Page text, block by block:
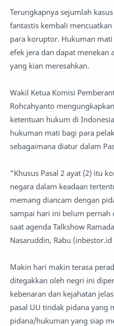
Terungkapnya sejumlah
fantastis kembali
para koruptor. Hukuman
efek jera dan dapat menekan
yang kian meresahkan.
Wakil Ketua Komisi
Rohcahyanto
ketentuan hukum di
hukuman mati bagi para
sebagaimana diatur dalam
"Khusus Pasal 2 ayat (2) itu
negara dalam keadaan
memang diancam dengan
sampai hari ini belum
saat agenda Talkshow
Nasaruddin, Rabu (inbestor.id
Makin hari makin terasa
ditegakkan oleh negri ini
kebenaran dan kejahatan
pasal UU tindak pidana yang
pidana/hukuman yang siap